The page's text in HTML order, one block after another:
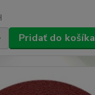
Pridať do košíka